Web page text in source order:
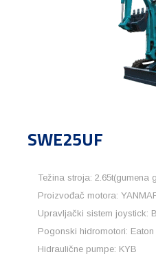
SWE25UF
Težina stroja: 2.65t(gumena
Proizvođač motora:
Upravljački sistem joystick:
Pogonski hidromotori: Eaton
Hidraulične pumpe: KYB